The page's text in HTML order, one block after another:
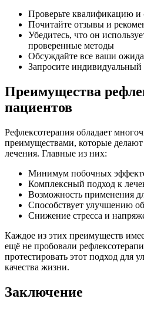
Проверьте квалификацию и
Почитайте отзывы и
Убедитесь, что он
проверенные методы
Обсуждайте все ваши
Запросите индивидуальный
Преимущества
пациентов
Рефлексотерапия обладает
преимуществами, которые
лечения. Главные из них:
Минимум побочных
Комплексный подход к
Возможность применения
Способствует улучшению
Снижение стресса и
Каждое из этих преимуществ
ещё не пробовали
протестировать этот подход для
качества жизни.
Заключение